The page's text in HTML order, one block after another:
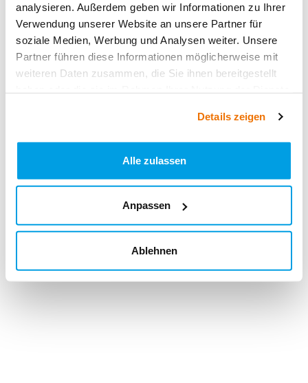
analysieren. Außerdem geben wir Informationen zu Ihrer
Verwendung unserer Website an unsere Partner für
soziale Medien, Werbung und Analysen weiter. Unsere
Partner führen diese Informationen möglicherweise mit
weiteren Daten zusammen, die Sie ihnen bereitgestellt
Details zeigen
Alle zulassen
Anpassen
Ablehnen